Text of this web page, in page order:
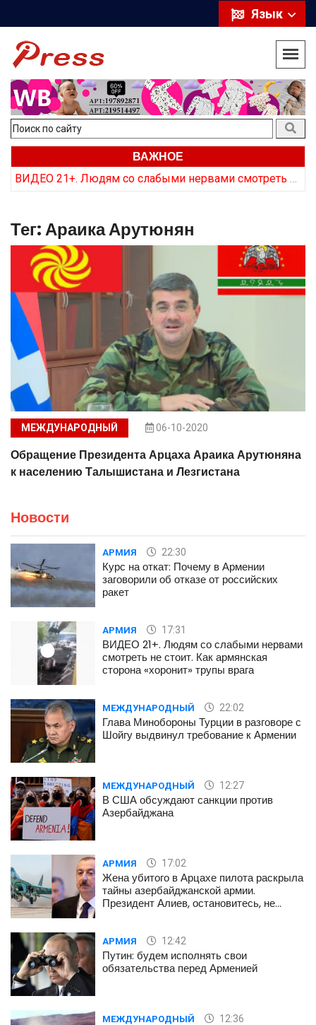
Язык
ВАЖНОЕ
Тег:Араика Арутюнян
МЕЖДУНАРОДНЫЙ 06-10-2020
Обращение Президента Арцаха Араика Арутюняна
к населению Талышистана и Лезгистана
Новости
АРМИЯ 22:30
Курс на откат: Почему в Армении
заговорили об отказе от российских
ракет
АРМИЯ 17:31
ВИДЕО 21+. Людям со слабыми нервами
смотреть не стоит. Как армянская
сторона «хоронит» трупы врага
МЕЖДУНАРОДНЫЙ 22:02
Глава Минобороны Турции в разговоре с
Шойгу выдвинул требование к Армении
МЕЖДУНАРОДНЫЙ 12:27
В США обсуждают санкции против
Азербайджана
АРМИЯ 17:02
Жена убитого в Арцахе пилота раскрыла
тайны азербайджанской армии.
Президент Алиев, остановитесь, не
АРМИЯ 12:42
Путин: будем исполнять свои
обязательства перед Арменией
МЕЖДУНАРОДНЫЙ 12:36